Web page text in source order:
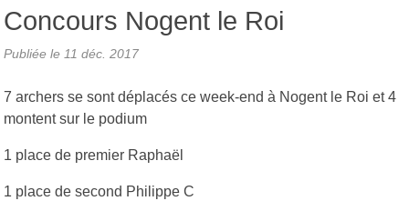
Concours Nogent le Roi
Publiée le 11 déc. 2017
7 archers se sont déplacés ce week-end à Nogent le Roi et 4
montent sur le podium
1 place de premier Raphaël
1 place de second Philippe C